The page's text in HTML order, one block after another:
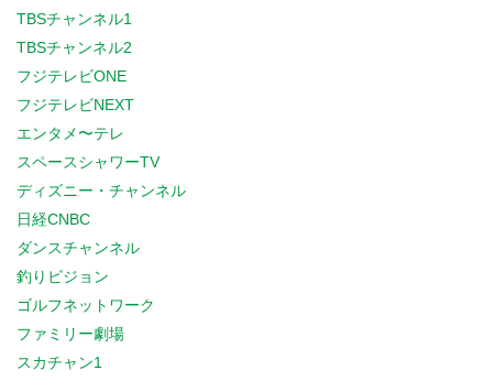
TBSチャンネル1
TBSチャンネル2
フジテレビONE
フジテレビNEXT
エンタメ〜テレ
スペースシャワーTV
ディズニー・チャンネル
日経CNBC
ダンスチャンネル
釣りビジョン
ゴルフネットワーク
ファミリー劇場
スカチャン1